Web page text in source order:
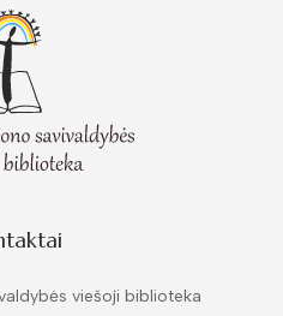
viešoji biblioteka